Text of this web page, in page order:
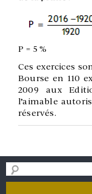
P = 5 %
Ces exercices
Bourse en 110
2009 aux
l’aimable
réservés.